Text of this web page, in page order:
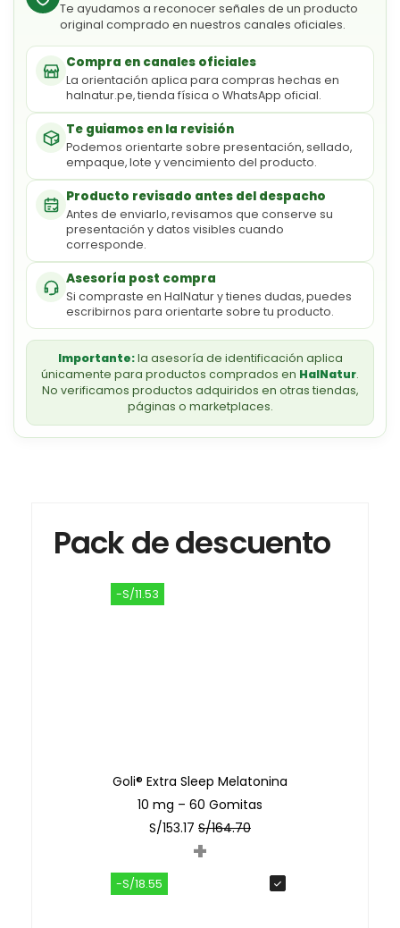
Te ayudamos a reconocer señales de un producto
original comprado en nuestros canales oficiales.
Compra en canales oficiales
La orientación aplica para compras hechas en
halnatur.pe, tienda física o WhatsApp oficial.
Te guiamos en la revisión
Podemos orientarte sobre presentación, sellado,
empaque, lote y vencimiento del producto.
Producto revisado antes del despacho
Antes de enviarlo, revisamos que conserve su
presentación y datos visibles cuando
corresponde.
Asesoría post compra
Si compraste en HalNatur y tienes dudas, puedes
escribirnos para orientarte sobre tu producto.
Importante:la asesoría de identificación aplica
únicamente para productos comprados en HalNatur.
No verificamos productos adquiridos en otras tiendas,
páginas o marketplaces.
Pack de descuento
-S/11.53
Goli® Extra Sleep Melatonina
10 mg – 60 Gomitas
S/153.17 S/164.70
+
-S/18.55